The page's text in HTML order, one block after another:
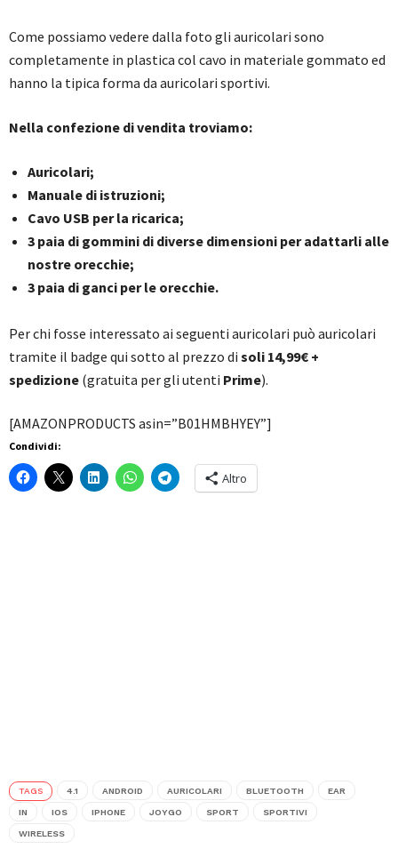
Come possiamo vedere dalla foto gli auricolari sono
completamente in plastica col cavo in materiale gommato ed
hanno la tipica forma da auricolari sportivi.
Nella confezione di vendita troviamo:
Auricolari;
Manuale di istruzioni;
Cavo USB per la ricarica;
3 paia di gommini di diverse dimensioni per adattarli alle
nostre orecchie;
3 paia di ganci per le orecchie.
Per chi fosse interessato ai seguenti auricolari può auricolari
tramite il badge qui sotto al prezzo di soli 14,99€ +
spedizione (gratuita per gli utenti Prime).
[AMAZONPRODUCTS asin=”B01HMBHYEY”]
Condividi:
Altro
TAGS 4.1 ANDROID AURICOLARI BLUETOOTH EAR
IN IOS IPHONE JOYGO SPORT SPORTIVI
WIRELESS